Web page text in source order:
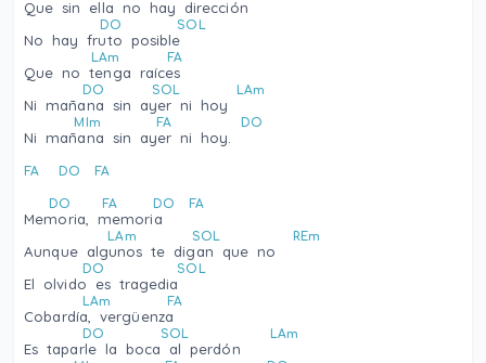
Que sin ella no hay dirección
DO SOL
No hay fruto posible
LAm FA
Que no tenga raíces
DO SOL LAm
Ni mañana sin ayer ni hoy
MIm FA DO
Ni mañana sin ayer ni hoy.
FA DO FA
DO FA DO FA
Memoria, memoria
LAm SOL REm
Aunque algunos te digan que no
DO SOL
El olvido es tragedia
LAm FA
Cobardía, vergüenza
DO SOL LAm
Es taparle la boca al perdón